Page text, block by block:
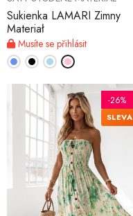
Sukienka LAMARI Zimny
Materiał
Musíte se přihlásit
-26%
SLEVA